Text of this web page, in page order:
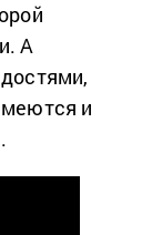
А
и